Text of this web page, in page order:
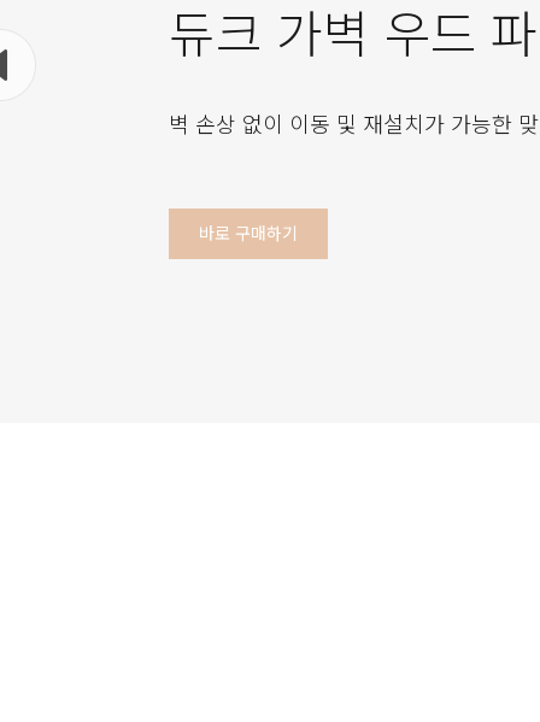
듀크 가벽 우드
벽 손상 없이 이동 및 재설치가 가능한
바로 구매하기